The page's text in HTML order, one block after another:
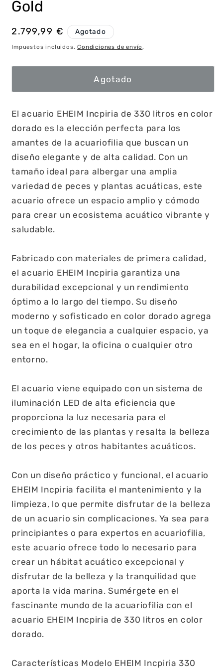
Gold
Precio
habitual
2.799,99 € Agotado
Impuestos incluidos.Condiciones de envío.
Agotado
El acuario EHEIM Incpiria de 330 litros en color
dorado es la elección perfecta para los
amantes de la acuariofilia que buscan un
diseño elegante y de alta calidad. Con un
tamaño ideal para albergar una amplia
variedad de peces y plantas acuáticas, este
acuario ofrece un espacio amplio y cómodo
para crear un ecosistema acuático vibrante y
saludable.
Fabricado con materiales de primera calidad,
el acuario EHEIM Incpiria garantiza una
durabilidad excepcional y un rendimiento
óptimo a lo largo del tiempo. Su diseño
moderno y sofisticado en color dorado agrega
un toque de elegancia a cualquier espacio, ya
sea en el hogar, la oficina o cualquier otro
entorno.
El acuario viene equipado con un sistema de
iluminación LED de alta eficiencia que
proporciona la luz necesaria para el
crecimiento de las plantas y resalta la belleza
de los peces y otros habitantes acuáticos.
Con un diseño práctico y funcional, el acuario
EHEIM Incpiria facilita el mantenimiento y la
limpieza, lo que permite disfrutar de la belleza
de un acuario sin complicaciones. Ya sea para
principiantes o para expertos en acuariofilia,
este acuario ofrece todo lo necesario para
crear un hábitat acuático excepcional y
disfrutar de la belleza y la tranquilidad que
aporta la vida marina. Sumérgete en el
fascinante mundo de la acuariofilia con el
acuario EHEIM Incpiria de 330 litros en color
dorado.
Características Modelo EHEIM Incpiria 330